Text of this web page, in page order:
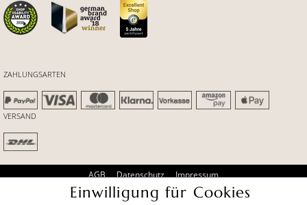
ZAHLUNGSARTEN
VERSAND
AGB Datenschutz
Impressum
© 2026 HOLZ-LEUTE
Einwilligung für Cookies